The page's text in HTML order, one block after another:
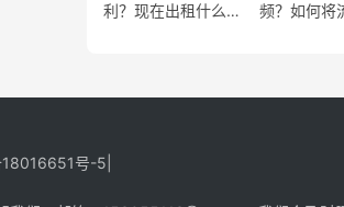
利？现在出租什么更
频？如何将
18016651号-5